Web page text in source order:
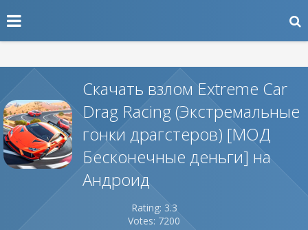
Скачать взлом Extreme Car
Drag Racing (Экстремальные
гонки драгстеров) [МОД
Бесконечные деньги] на
Андроид
Rating: 3.3
Votes: 7200